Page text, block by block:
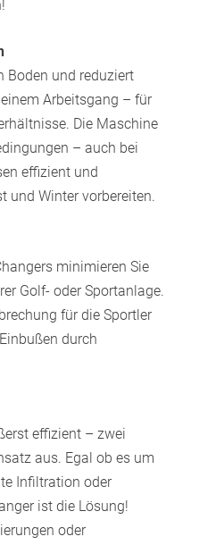
Boden und reduziert
Arbeitsgang – für
Die Maschine
– auch bei
effizient und
und Winter vorbereiten.
minimieren Sie
Golf- oder Sportanlage.
für die Sportler
durch
effizient – zwei
aus. Egal ob es um
Infiltration oder
ist die Lösung!
oder